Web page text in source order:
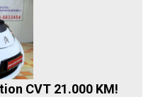
CVT 21.000 KM!